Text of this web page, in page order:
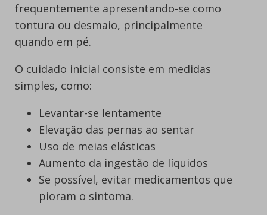
frequentemente apresentando-se como
tontura ou desmaio, principalmente
quando em pé.
O cuidado inicial consiste em medidas
simples, como:
Levantar-se lentamente
Elevação das pernas ao sentar
Uso de meias elásticas
Aumento da ingestão de líquidos
Se possível, evitar medicamentos que
pioram o sintoma.